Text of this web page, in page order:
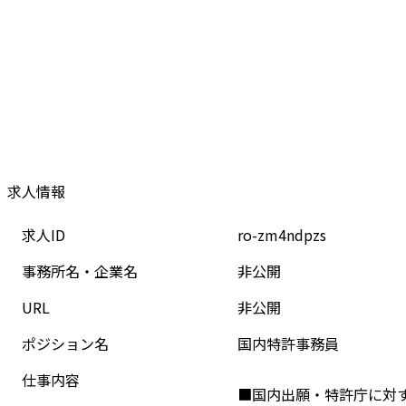
求人情報
求人ID
ro-zm4ndpzs
事務所名・企業名
非公開
URL
非公開
ポジション名
国内特許事務員
仕事内容
■国内出願・特許庁に対